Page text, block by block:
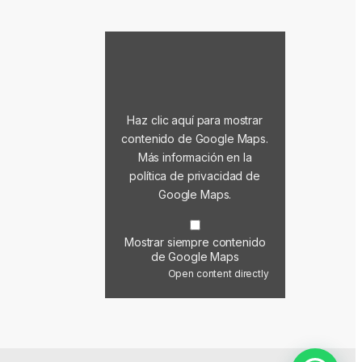
Haz clic aquí para mostrar
contenido de Google Maps.
Más información en la
política de privacidad de
Google Maps.
Mostrar siempre contenido
de Google Maps
Open content directly